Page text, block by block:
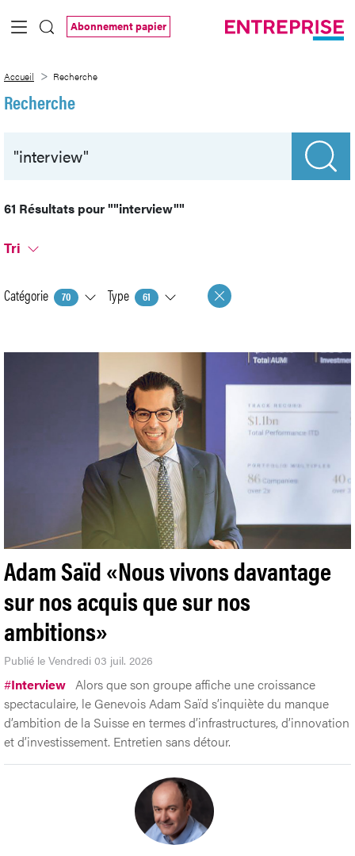
Saut au contenu principal
Abonnement papier
Accueil Recherche
Recherche
61 Résultats pour""interview""
Tri
Catégorie 70 Type 61
Adam Saïd «Nous vivons davantage
sur nos acquis que sur nos
ambitions»
Publié le Vendredi 03 juil. 2026
#Interview Alors que son groupe affiche une croissance
spectaculaire, le Genevois Adam Saïd s’inquiète du manque
d’ambition de la Suisse en termes d’infrastructures, d’innovation
et d’investissement. Entretien sans détour.